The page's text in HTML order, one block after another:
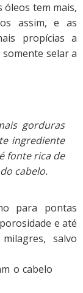
óleos tem mais,
assim, e as
propícias a
selar a
gorduras
ingrediente
fonte rica de
cabelo.
para pontas
e até
salvo
o cabelo